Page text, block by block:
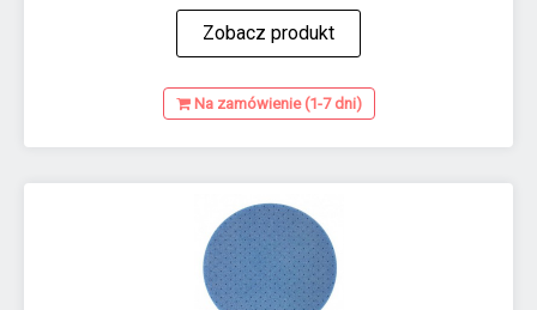
Zobacz produkt
Na zamówienie (1-7 dni)